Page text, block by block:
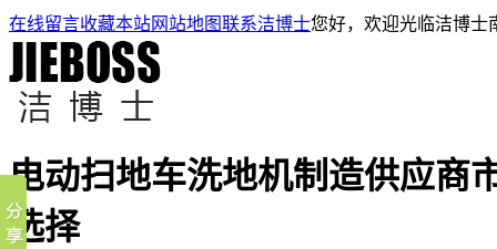
在线留言收藏本站网站地图联系洁博士您好，欢迎光临洁博士
电动扫地车洗地机制造供应商
选择